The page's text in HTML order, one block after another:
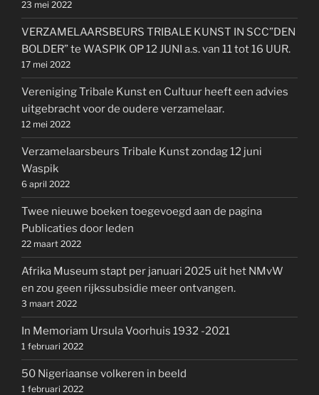
23 mei 2022
VERZAMELAARSBEURS TRIBALE KUNST IN SCC”DEN
BOLDER” te WASPIK OP 12 JUNI a.s. van 11 tot 16 UUR.
17 mei 2022
Vereniging Tribale Kunst en Cultuur heeft een advies
uitgebracht voor de oudere verzamelaar.
12 mei 2022
Verzamelaarsbeurs Tribale Kunst zondag 12 juni
Waspik
6 april 2022
Twee nieuwe boeken toegevoegd aan de pagina
Publicaties door leden
22 maart 2022
Afrika Museum stapt per januari 2025 uit het NMvW
en zou geen rijkssubsidie meer ontvangen.
3 maart 2022
In Memoriam Ursula Voorhuis 1932 -2021
1 februari 2022
50 Nigeriaanse volkeren in beeld
1 februari 2022